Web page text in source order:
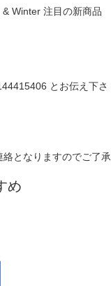
とお伝え下さ
となりますのでご了承
め